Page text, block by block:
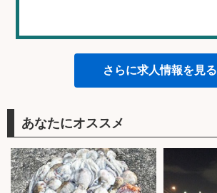
さらに求人情報を見る
あなたにオススメ